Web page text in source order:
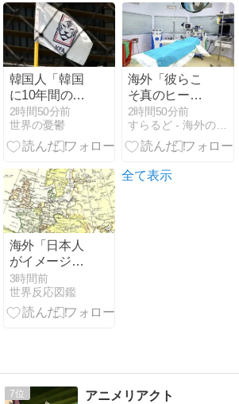
のIT業界は
色々と問題が
あるからな」
「ゲームのUI
は優れてるの
に不思議」
韓国人「韓国
に10年間の出
場権剥奪や過
去ワールドカ
ップ、オリン
記録削除を要
求するFIFA公
式制裁を海外
メディアが報
道！」
2時間50分前
世界の憂鬱
海外「彼らこ
そ真のヒーロ
ーだ！」手術
中に大地震が
起きた熊本総
を見た海外の
2時間50分前
すらるど - 海外の反応
海外「日本人
がイメージす
るヨーロッパ
各国のステレ
オタイプがこ
3時間前
世界反応図鑑
全て表示
7 アニメリアクト